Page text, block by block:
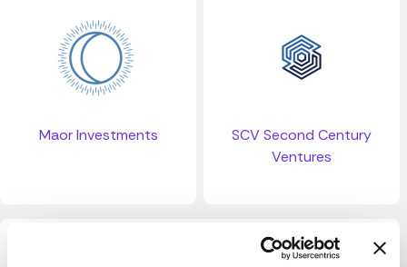
Maor Investments
SCV Second Century
Ventures